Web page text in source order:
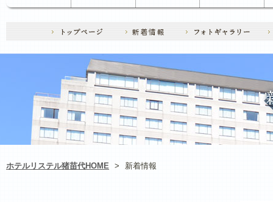
ホテルリステル猪苗代HOME > 新着情報